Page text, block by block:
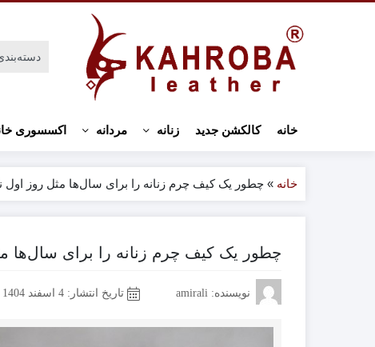
خانه کالکشن جدید زنانه مردانه اکسسوری
خانه » چطور یک کیف چرم زنانه را برای سال‌ها مثل روز اول
چطور یک کیف چرم زنانه را برای سال‌ها
نویسنده: amirali تاریخ انتشار: 4 اسفند 1404